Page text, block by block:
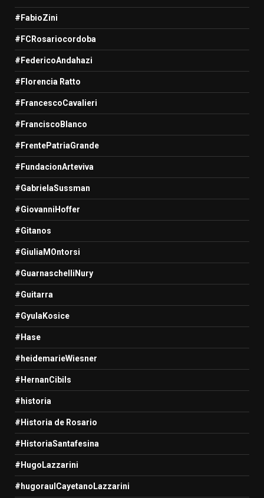
#FabioZini
#FCRosariocordoba
#FedericoAndahazi
#Florencia Ratto
#FrancescoCavalieri
#FranciscoBlanco
#FrentePatriaGrande
#FundacionArteviva
#GabrielaSussman
#GiovanniHoffer
#Gitanos
#GiuliaMOntorsi
#GuarnaschelliNury
#Guitarra
#GyulaKosice
#Hase
#heidemarieWiesner
#HernanCibils
#historia
#Historia de Rosario
#HistoriaSantafesina
#HugoLazzarini
#hugoraulCayetanoLazzarini